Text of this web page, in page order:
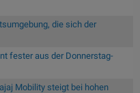
die sich der
fester aus der Donnerstag-
Mobility steigt bei hohen